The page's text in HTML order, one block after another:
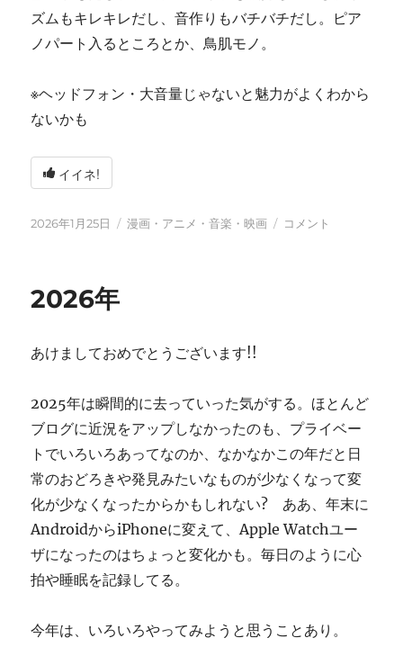
ズムもキレキレだし、音作りもバチバチだし。ピア
ノパート入るところとか、鳥肌モノ。
※ヘッドフォン・大音量じゃないと魅力がよくわから
ないかも
イイネ!
投
2026年1月25日
カ
漫画・アニメ・音楽・映画
tn-
コメント
2026年
あけましておめでとうございます!!
2025年は瞬間的に去っていった気がする。ほとんど
ブログに近況をアップしなかったのも、プライベー
トでいろいろあってなのか、なかなかこの年だと日
常のおどろきや発見みたいなものが少なくなって変
化が少なくなったからかもしれない? ああ、年末に
AndroidからiPhoneに変えて、Apple Watchユー
ザになったのはちょっと変化かも。毎日のように心
拍や睡眠を記録してる。
今年は、いろいろやってみようと思うことあり。